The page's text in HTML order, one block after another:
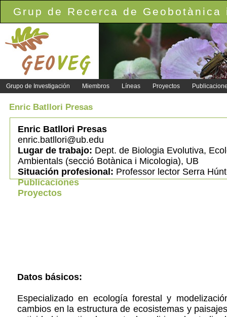
Grup de Recerca de
Grupo de Investigación Miembros Líneas Proyectos
Enric Batllori Presas
Enric Batllori Presas
enric.batllori@ub.edu
Lugar de trabajo: Dept. de Biologia Evolutiva,
Ambientals (secció Botànica i Micologia), UB
Situación profesional: Professor lector Serra
Publicaciones
Proyectos
Datos básicos:
Especializado en ecología forestal y
cambios en la estructura de ecosistemas y